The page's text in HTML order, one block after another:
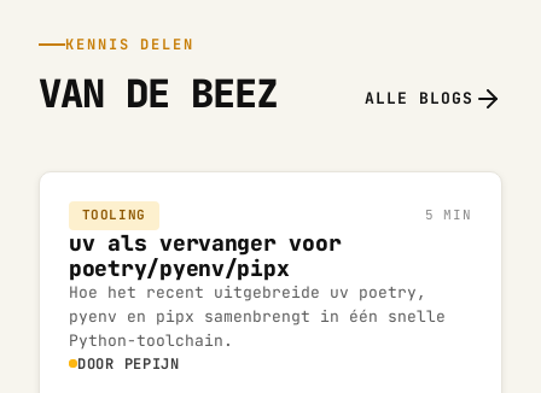
KENNIS DELEN
VAN DE BEEZ ALLE BLOGS
TOOLING 5 MIN
uv als vervanger voor
poetry/pyenv/pipx
Hoe het recent uitgebreide uv poetry,
pyenv en pipx samenbrengt in één snelle
Python-toolchain.
DOOR PEPIJN